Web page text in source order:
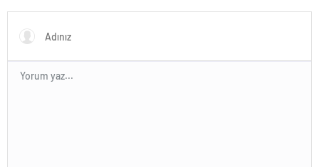
başlandı’